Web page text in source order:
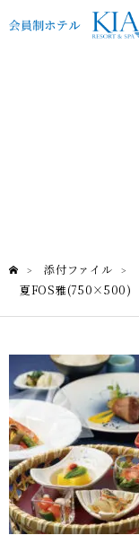
> 添付ファイル >
夏FOS雅(750×500)